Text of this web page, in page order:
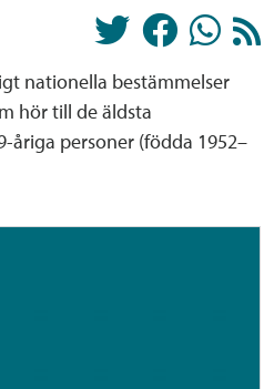
nationella bestämmelser
hör till de äldsta
åriga personer (födda 1952–